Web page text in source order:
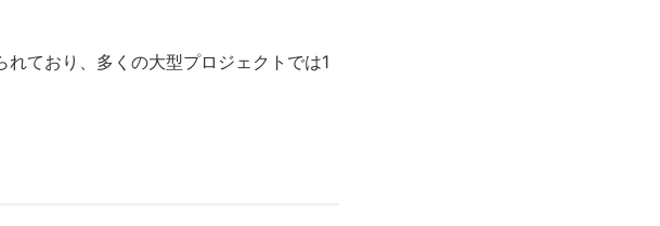
ており、多くの大型プロジェクトでは1